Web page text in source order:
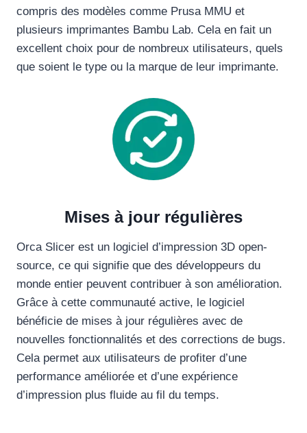
compris des modèles comme Prusa MMU et
plusieurs imprimantes Bambu Lab. Cela en fait un
excellent choix pour de nombreux utilisateurs, quels
que soient le type ou la marque de leur imprimante.
Mises à jour régulières
Orca Slicer est un logiciel d’impression 3D open-
source, ce qui signifie que des développeurs du
monde entier peuvent contribuer à son amélioration.
Grâce à cette communauté active, le logiciel
bénéficie de mises à jour régulières avec de
nouvelles fonctionnalités et des corrections de bugs.
Cela permet aux utilisateurs de profiter d’une
performance améliorée et d’une expérience
d’impression plus fluide au fil du temps.